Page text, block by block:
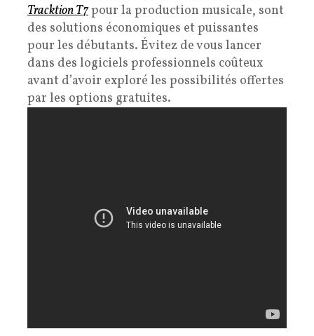
Tracktion T7pour la production musicale, sont
des solutions économiques et puissantes
pour les débutants. Évitez de vous lancer
dans des logiciels professionnels coûteux
avant d’avoir exploré les possibilités offertes
par les options gratuites.